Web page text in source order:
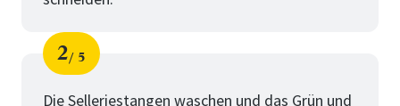
Schritt
2
von
5
Die Selleriestangen waschen und das Grün und